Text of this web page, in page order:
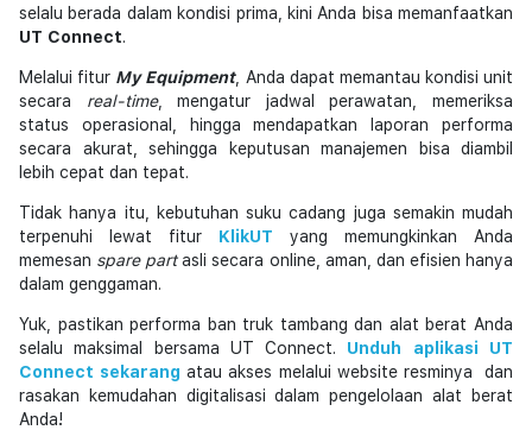
selalu berada dalam kondisi prima, kini Anda bisa memanfaatkan
UT Connect.
Melalui fitur My Equipment, Anda dapat memantau kondisi unit
secara real-time, mengatur jadwal perawatan, memeriksa
status operasional, hingga mendapatkan laporan performa
secara akurat, sehingga keputusan manajemen bisa diambil
lebih cepat dan tepat.
Tidak hanya itu, kebutuhan suku cadang juga semakin mudah
terpenuhi lewat fitur KlikUT yang memungkinkan Anda
memesan spare partasli secara online, aman, dan efisien hanya
dalam genggaman.
Yuk, pastikan performa ban truk tambang dan alat berat Anda
selalu maksimal bersama UT Connect. Unduh aplikasi UT
Connect sekarang atau akses melalui website resminya dan
rasakan kemudahan digitalisasi dalam pengelolaan alat berat
Anda!